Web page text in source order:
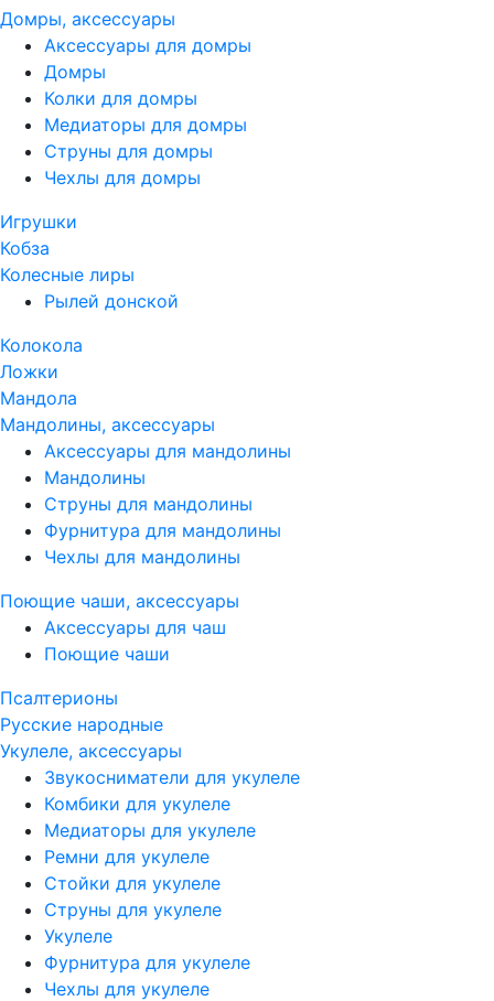
Домры, аксессуары
Аксессуары для домры
Домры
Колки для домры
Медиаторы для домры
Струны для домры
Чехлы для домры
Игрушки
Кобза
Колесные лиры
Рылей донской
Колокола
Ложки
Мандола
Мандолины, аксессуары
Аксессуары для мандолины
Мандолины
Струны для мандолины
Фурнитура для мандолины
Чехлы для мандолины
Поющие чаши, аксессуары
Аксессуары для чаш
Поющие чаши
Псалтерионы
Русские народные
Укулеле, аксессуары
Звукосниматели для укулеле
Комбики для укулеле
Медиаторы для укулеле
Ремни для укулеле
Стойки для укулеле
Струны для укулеле
Укулеле
Фурнитура для укулеле
Чехлы для укулеле